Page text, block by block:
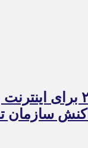
اعمال ضریب ۲.۷ برای
سازمان